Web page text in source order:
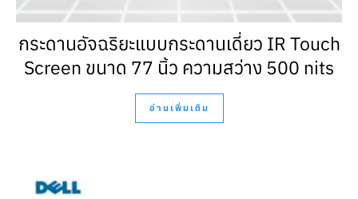
กระดานอัจฉริยะแบบกระดานเดี่ยว IR Touch
Screen ขนาด 77 นิ้ว ความสว่าง 500 nits
อ่านเพิ่มเติม